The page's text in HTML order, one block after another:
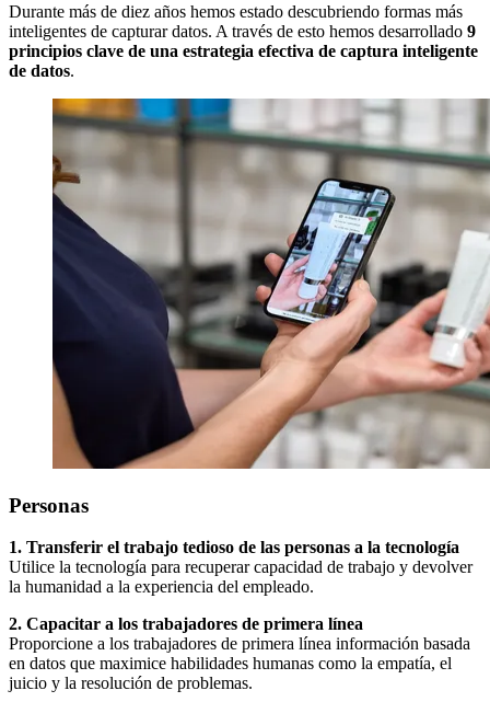
Durante más de diez años hemos estado descubriendo formas más
inteligentes de capturar datos. A través de esto hemos desarrollado 9
principios clave de una estrategia efectiva de captura inteligente
de datos.
Personas
1. Transferir el trabajo tedioso de las personas a la tecnología
Utilice la tecnología para recuperar capacidad de trabajo y devolver
la humanidad a la experiencia del empleado.
2. Capacitar a los trabajadores de primera línea
Proporcione a los trabajadores de primera línea información basada
en datos que maximice habilidades humanas como la empatía, el
juicio y la resolución de problemas.